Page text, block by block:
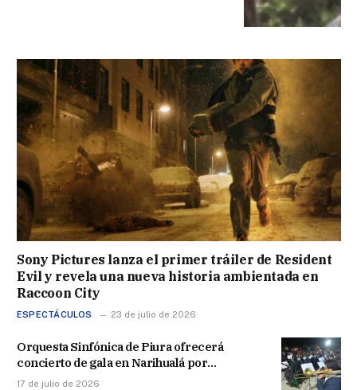
Sony Pictures lanza el primer tráiler de Resident
Evil y revela una nueva historia ambientada en
Raccoon City
ESPECTÁCULOS 23 de julio de 2026
Orquesta Sinfónica de Piura ofrecerá
concierto de gala en Narihualá por
aniversario del Ministerio de Cultura
17 de julio de 2026